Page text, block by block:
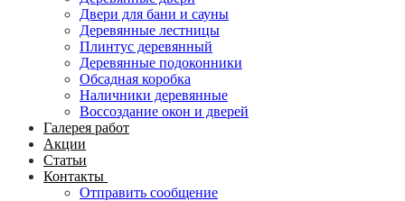
Двери для бани и сауны
Деревянные лестницы
Плинтус деревянный
Деревянные подоконники
Обсадная коробка
Наличники деревянные
Воссоздание окон и дверей
Галерея работ
Акции
Статьи
Контакты
Отправить сообщение